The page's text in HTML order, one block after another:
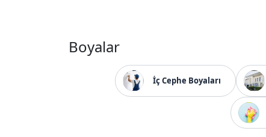
Boyalar
İç Cephe Boyaları